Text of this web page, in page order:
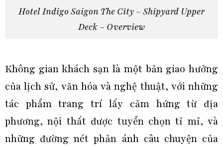
Hotel Indigo Saigon The City – Shipyard Upper
Deck – Overview
Không gian khách sạn là một bản giao hưởng
của lịch sử, văn hóa và nghệ thuật, với những
tác phẩm trang trí lấy cảm hứng từ địa
phương, nội thất được tuyển chọn tỉ mỉ, và
những đường nét phản ánh câu chuyện của